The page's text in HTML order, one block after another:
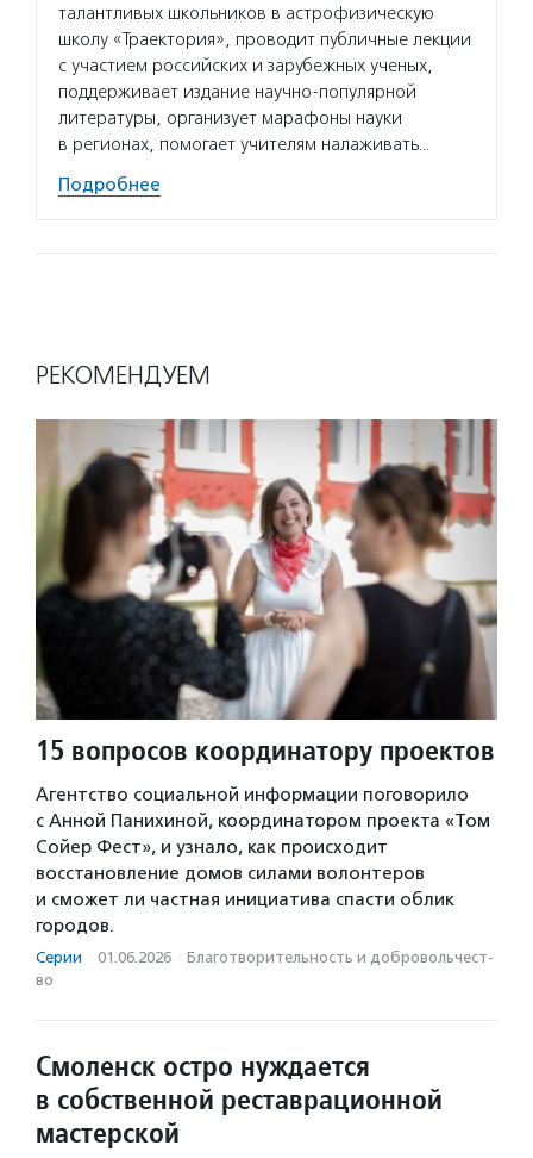
талантливых школьников в астрофизическую
школу «Траектория», проводит публичные лекции
с участием российских и зарубежных ученых,
поддерживает издание научно-популярной
литературы, организует марафоны науки
в регионах, помогает учителям налаживать…
Подробнее
РЕКОМЕНДУЕМ
15 вопросов координатору проектов
Агентство социальной информации поговорило
с Анной Панихиной, координатором проекта «Том
Сойер Фест», и узнало, как происходит
восстановление домов силами волонтеров
и сможет ли частная инициатива спасти облик
городов.
Серии · 01.06.2026 · Благотвори­тель­ность и доброволь­чест­
во
Смоленск остро нуждается
в собственной реставрационной
мастерской